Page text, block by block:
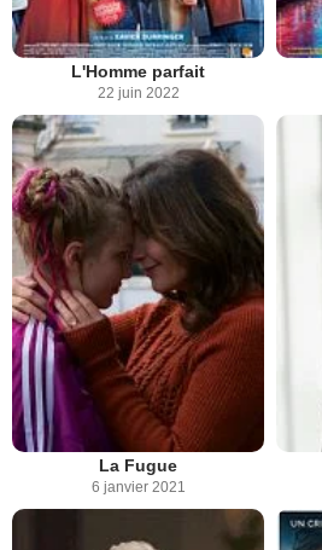
L'Homme parfait
22 juin 2022
La Fugue
6 janvier 2021